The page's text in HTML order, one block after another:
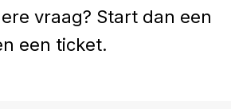
vraag? Start dan een
een ticket.